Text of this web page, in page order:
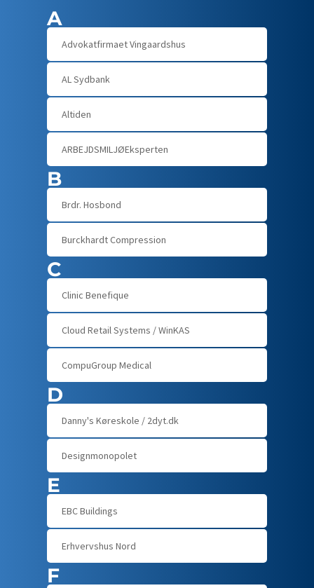
A
Advokatfirmaet Vingaardshus
AL Sydbank
Altiden
ARBEJDSMILJØEksperten
B
Brdr. Hosbond
Burckhardt Compression
C
Clinic Benefique
Cloud Retail Systems / WinKAS
CompuGroup Medical
D
Danny's Køreskole / 2dyt.dk
Designmonopolet
E
EBC Buildings
Erhvervshus Nord
F